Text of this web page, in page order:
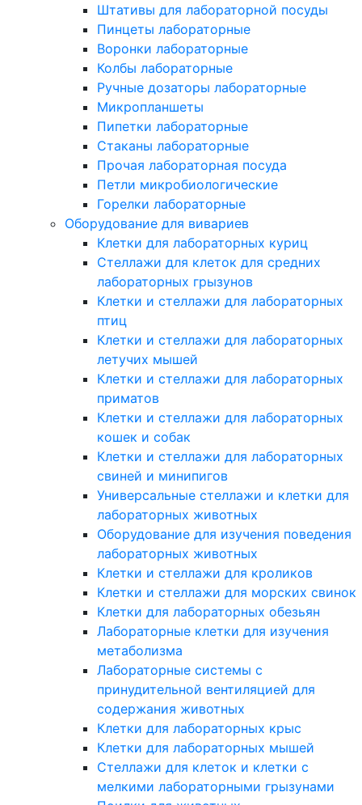
Штативы для лабораторной посуды
Пинцеты лабораторные
Воронки лабораторные
Колбы лабораторные
Ручные дозаторы лабораторные
Микропланшеты
Пипетки лабораторные
Стаканы лабораторные
Прочая лабораторная посуда
Петли микробиологические
Горелки лабораторные
Оборудование для вивариев
Клетки для лабораторных куриц
Стеллажи для клеток для средних
лабораторных грызунов
Клетки и стеллажи для лабораторных
птиц
Клетки и стеллажи для лабораторных
летучих мышей
Клетки и стеллажи для лабораторных
приматов
Клетки и стеллажи для лабораторных
кошек и собак
Клетки и стеллажи для лабораторных
свиней и минипигов
Универсальные стеллажи и клетки для
лабораторных животных
Оборудование для изучения поведения
лабораторных животных
Клетки и стеллажи для кроликов
Клетки и стеллажи для морских свинок
Клетки для лабораторных обезьян
Лабораторные клетки для изучения
метаболизма
Лабораторные системы с
принудительной вентиляцией для
содержания животных
Клетки для лабораторных крыс
Клетки для лабораторных мышей
Стеллажи для клеток и клетки с
мелкими лабораторными грызунами